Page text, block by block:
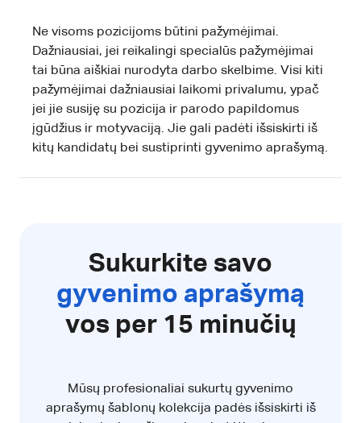
Ne visoms pozicijoms būtini pažymėjimai.
Dažniausiai, jei reikalingi specialūs pažymėjimai
tai būna aiškiai nurodyta darbo skelbime. Visi kiti
pažymėjimai dažniausiai laikomi privalumu, ypač
jei jie susiję su pozicija ir parodo papildomus
įgūdžius ir motyvaciją. Jie gali padėti išsiskirti iš
kitų kandidatų bei sustiprinti gyvenimo aprašymą.
Sukurkite savo
gyvenimo aprašymą
vos per 15 minučių
Mūsų profesionaliai sukurtų gyvenimo
aprašymų šablonų kolekcija padės išsiskirti iš